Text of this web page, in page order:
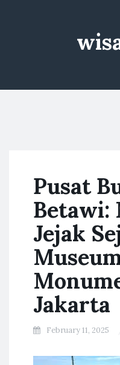
Pusat
Betawi:
Jejak
Jakarta
February 11, 2025